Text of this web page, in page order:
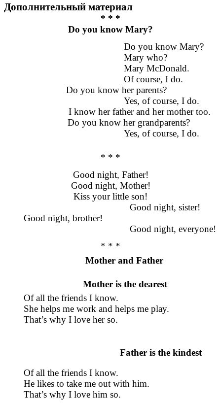
Дополнительный материал
* * *
Do you know Mary?
you know Mary?
who?
McDonald.
course, I do.
Do you know her parents?
of course, I do.
I know her father and her mother too.
Do you know her grandparents?
of course, I do.
* * *
Good night, Father!
Good night, Mother!
Kiss your little son!
Good night, sister!
Good night, brother!
Good night, everyone!
* * *
Mother and Father
Mother is the dearest
Of all the friends I know.
She helps me work and helps me play.
That’s why I love her so.
Father is the kindest
Of all the friends I know.
He likes to take me out with him.
That’s why I love him so.